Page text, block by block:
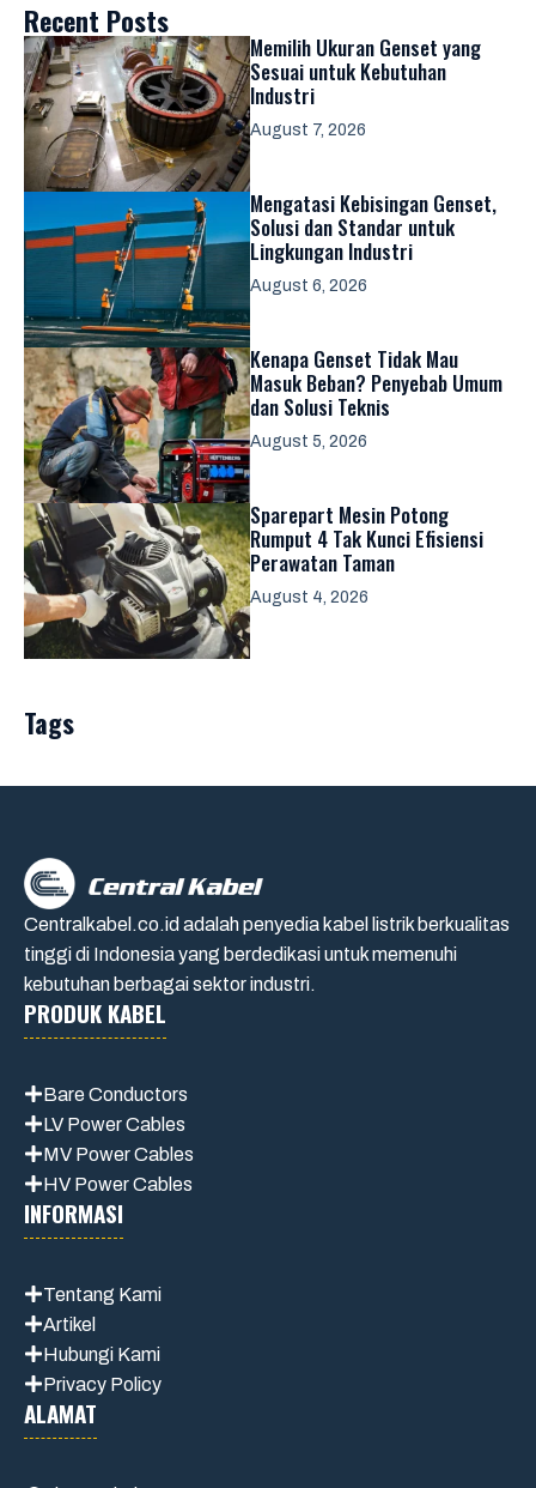
Recent Posts
Memilih Ukuran Genset yang
Sesuai untuk Kebutuhan
Industri
August 7, 2026
Mengatasi Kebisingan Genset,
Solusi dan Standar untuk
Lingkungan Industri
August 6, 2026
Kenapa Genset Tidak Mau
Masuk Beban? Penyebab Umum
dan Solusi Teknis
August 5, 2026
Sparepart Mesin Potong
Rumput 4 Tak Kunci Efisiensi
Perawatan Taman
August 4, 2026
Tags
Centralkabel.co.id adalah penyedia kabel listrik berkualitas
tinggi di Indonesia yang berdedikasi untuk memenuhi
kebutuhan berbagai sektor industri.
PRODUK KABEL
Bare Conductors
LV Power Cables
MV Power Cables
HV Power Cables
INFORMASI
Tentang Kami
Artikel
Hubungi Kami
Privacy Policy
ALAMAT